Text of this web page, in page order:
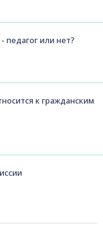
педагог или нет?
к гражданским